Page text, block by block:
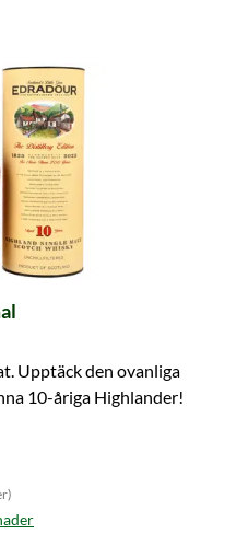
Upptäck den ovanliga
10-åriga Highlander!